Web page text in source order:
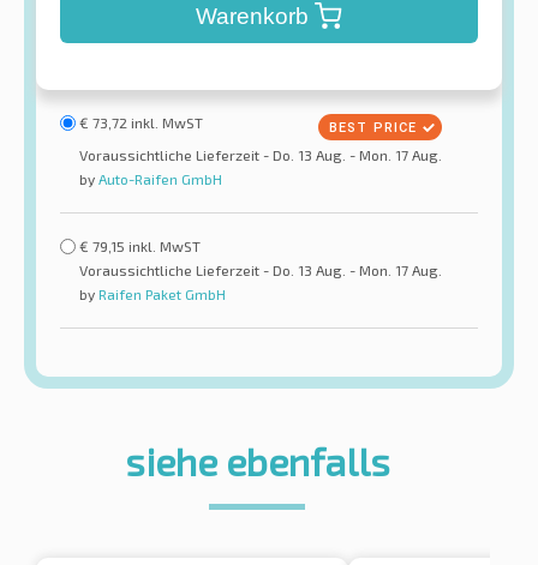
Warenkorb
€ 73,72 inkl. MwST
Voraussichtliche Lieferzeit - Do. 13 Aug. - Mon. 17 Aug.
by Auto-Raifen GmbH
€ 79,15 inkl. MwST
Voraussichtliche Lieferzeit - Do. 13 Aug. - Mon. 17 Aug.
by Raifen Paket GmbH
siehe ebenfalls